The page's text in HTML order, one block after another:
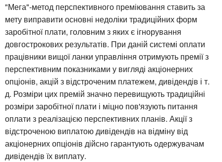
"Мега"-метод перспективного преміювання ставить за
мету виправити основні недоліки традиційних форм
заробітної плати, головним з яких є ігнорування
довгострокових результатів. При даній системі оплати
працівники вищої ланки управління отримують премії з
перспективним показниками у вигляді акціонерних
опціонів, акцій з відстроченим платежем, дивідендів і т.
д. Розміри цих премій значно перевищують традиційні
розміри заробітної плати і міцно пов'язують питання
оплати з реалізацією перспективних планів. Акції з
відстроченою виплатою дивідендів на відміну від
акціонерних опціонів дійсно гарантують одержувачам
дивідендів їх виплату.